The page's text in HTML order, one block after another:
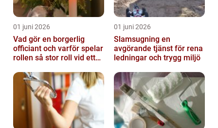
01 juni 2026
Vad gör en borgerlig
officiant och varför spelar
rollen så stor roll vid ett
01 juni 2026
Slamsugning en
avgörande tjänst för rena
ledningar och trygg miljö